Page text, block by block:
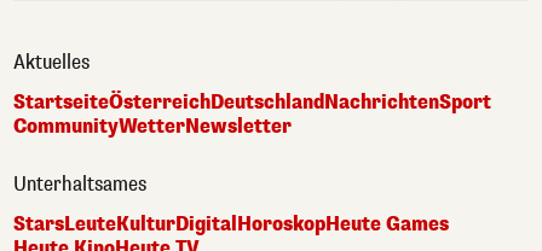
Aktuelles
StartseiteÖsterreichDeutschlandNachrichtenSport
CommunityWetterNewsletter
Unterhaltsames
StarsLeuteKulturDigitalHoroskopHeute Games